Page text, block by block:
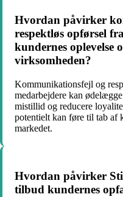
Hvordan påvirker
respektløs opførsel
kundernes oplevelse
virksomheden?
Kommunikationsfejl og
medarbejdere kan
mistillid og reducere
potentielt kan føre til tab af
markedet.
Hvordan påvirker
tilbud kundernes